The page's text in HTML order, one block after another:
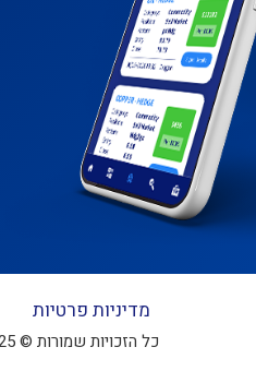
מדיניות פרטיות
כל הזכויות שמורות © 2025 טריידראיי אינווסטמנט בע"מ